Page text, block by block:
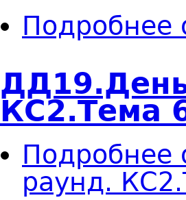
Подробнее
КС2.Тема
Подробнее
раунд.